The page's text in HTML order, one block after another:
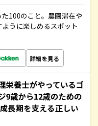
100のこと。農園滞在や
うに楽しめるスポット
詳細を見る
栄養士がやっているゴ
9歳から12歳のための
長期を支える正しい